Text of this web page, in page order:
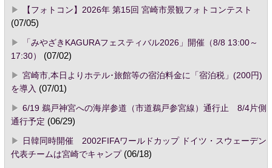
【フォトコン】2026年 第15回 宮崎市景観フォトコンテスト
(07/05)
「みやざきKAGURAフェスティバル2026」開催（8/8 13:00～
17:30）
(07/02)
宮崎市,本日よりホテル･旅館等の宿泊料金に「宿泊税」(200円)
を導入 (07/01)
6/19 鵜戸神宮への海岸参道（市道鵜戸参宮線）通行止 8/4片側
通行予定 (06/29)
日韓同時開催 2002FIFAワールドカップ ドイツ・スウェーデン
代表チームは宮崎でキャンプ(06/18)